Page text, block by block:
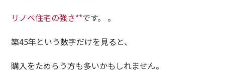
リノベ住宅の強さ**です。 。
築45年という数字だけを見ると、
購入をためらう方も多いかもしれません。